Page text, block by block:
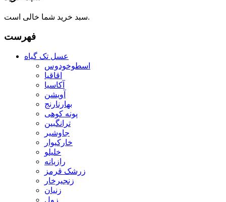
سبد خرید شما خالی است.
فهرست
عسل تک گیاه
اسطوخودوس
اقاقیا
آکاسیا
آویشن
بهارنارنج
پونه کوهی
ترانگبین
جاوشیر
خارکیوار
خلیلو
رازیانه
زرشک قرمز
زنجیرخار
زنیان
زول